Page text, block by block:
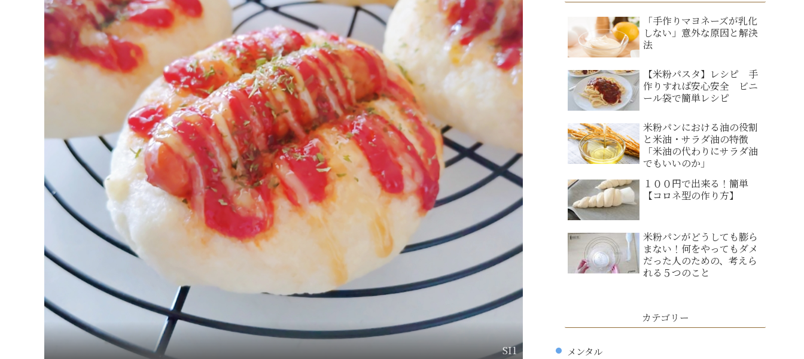
SI1
「手作りマヨネーズが乳化
しない」意外な原因と解決
法
【米粉パスタ】レシピ 手
作りすれば安心安全 ビニ
ール袋で簡単レシピ
米粉パンにおける油の役割
と米油・サラダ油の特徴
「米油の代わりにサラダ油
でもいいのか」
１００円で出来る！簡単
【コロネ型の作り方】
米粉パンがどうしても膨ら
まない！何をやってもダメ
だった人のための、考えら
れる５つのこと
カテゴリー
メンタル